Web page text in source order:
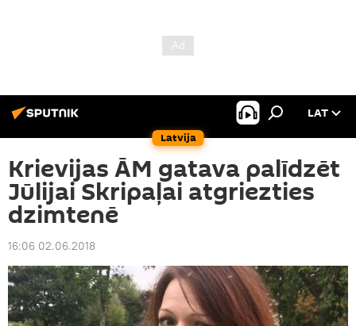
Latvija
LAT
Krievijas ĀM gatava palīdzēt
Jūlijai Skripaļai atgriezties
dzimtenē
16:06 02.06.2018